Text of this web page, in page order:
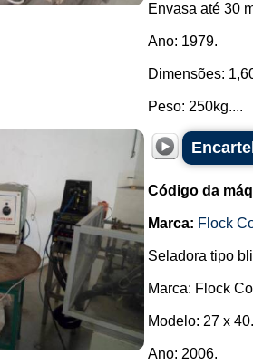
Envasa até 30
Ano: 1979.
Dimensões:
Peso: 250kg....
Código da
Marca: Flock
Seladora tipo
Marca: Flock
Modelo: 27 x 40.
Ano: 2006.